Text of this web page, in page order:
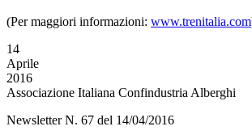
(Per maggiori informazioni: www.trenitalia.com
14
Aprile
2016
Associazione Italiana Confindustria Alberghi
Newsletter N. 67 del 14/04/2016